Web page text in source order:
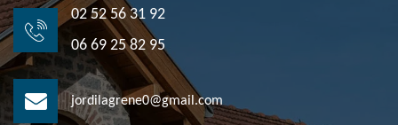
02 52 56 31 92
06 69 25 82 95
jordilagrene0@gmail.com